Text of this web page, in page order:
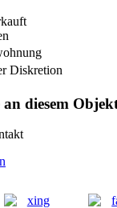
Diskretion
an diesem